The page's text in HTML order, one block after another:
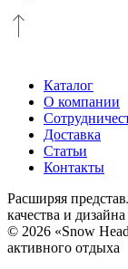
Каталог
О компании
Доставка
Статьи
Контакты
Расширяя
качества и дизайна
© 2026 «Snow
активного отдыха